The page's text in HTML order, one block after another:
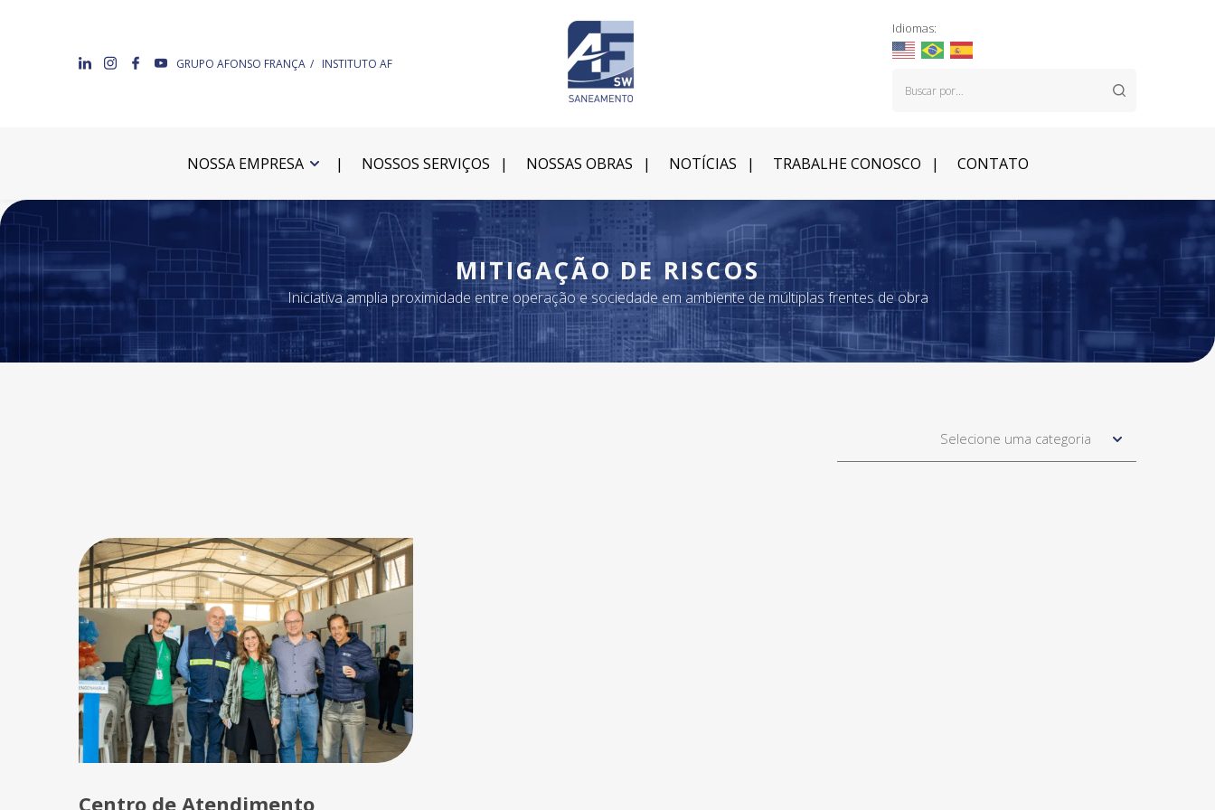
GRUPO AFONSO FRANÇA INSTITUTO AF
Idiomas:
NOSSA EMPRESA NOSSOS SERVIÇOS NOSSAS OBRAS NOTÍCIAS TRABALHE CONOSCO CONTATO
MITIGAÇÃO DE RISCOS
Iniciativa amplia proximidade entre operação e sociedade em ambiente de múltiplas frentes de obra
Selecione uma categoria
Centro de Atendimento